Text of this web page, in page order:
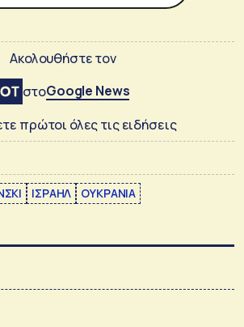
Ακολουθήστε τον
στοGoogle News
πρώτοι όλες τις ειδήσεις
ΙΣΡΑΗΛ ΟΥΚΡΑΝΙΑ